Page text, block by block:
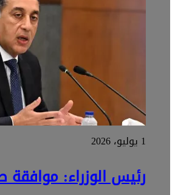
1 يوليو، 2026
رئيس الوزراء: موافقة